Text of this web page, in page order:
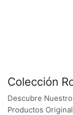
Colección
Descubre
Productos